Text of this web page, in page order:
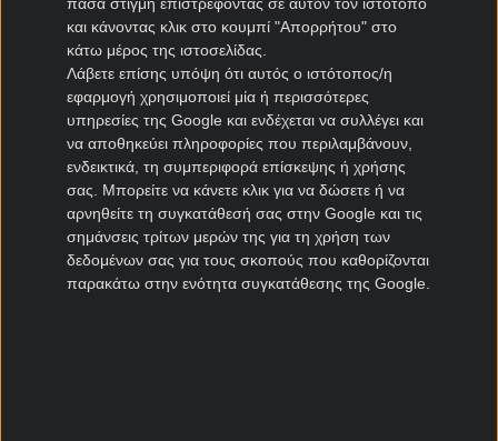
και κάνοντας κλικ στο κουμπί "Απορρήτου" στο
κάτω μέρος της ιστοσελίδας.
Λάβετε επίσης υπόψη ότι αυτός ο ιστότοπος/η
εφαρμογή χρησιμοποιεί μία ή περισσότερες
υπηρεσίες της Google και ενδέχεται να συλλέγει και
να αποθηκεύει πληροφορίες που περιλαμβάνουν,
ενδεικτικά, τη συμπεριφορά επίσκεψης ή χρήσης
σας. Μπορείτε να κάνετε κλικ για να δώσετε ή να
αρνηθείτε τη συγκατάθεσή σας στην Google και τις
σημάνσεις τρίτων μερών της για τη χρήση των
δεδομένων σας για τους σκοπούς που καθορίζονται
παρακάτω στην ενότητα συγκατάθεσης της Google.
Καλλιθέα μεταγραφές
Καλαμάτα μεταγραφές
Νίκη Βόλου μεταγραφές
Μεταγραφές Cyprus League
Πάφος μεταγραφές
ΑΠΟΕΛ μεταγραφές
ΑΕΚ Λάρνακας μεταγραφές
Ομόνοια μεταγραφές